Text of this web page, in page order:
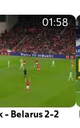
01:58
- Belarus 2-2